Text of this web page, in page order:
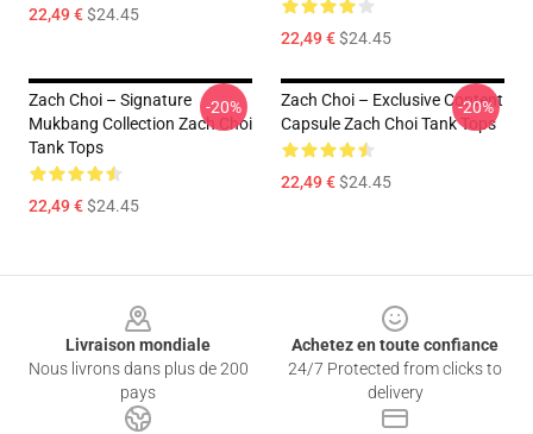
22,49 €$24.45
22,49 €$24.45
Zach Choi – Signature
Mukbang Collection Zach Choi
Tank Tops
22,49 €$24.45
-20%
Zach Choi – Exclusive Content
Capsule Zach Choi Tank Tops
22,49 €$24.45
-20%
Livraison mondiale
Nous livrons dans plus de 200
pays
Achetez en toute confiance
24/7 Protected from clicks to
delivery